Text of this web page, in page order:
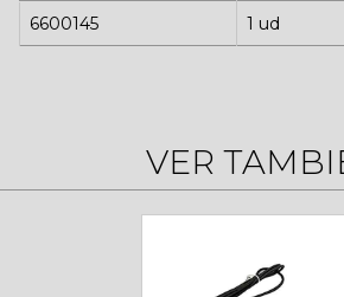
6600145 1 ud
VER